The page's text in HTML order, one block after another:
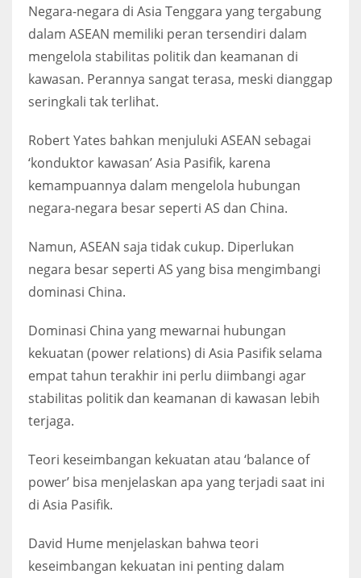
Negara-negara di Asia Tenggara yang tergabung
dalam ASEAN memiliki peran tersendiri dalam
mengelola stabilitas politik dan keamanan di
kawasan. Perannya sangat terasa, meski dianggap
seringkali tak terlihat.
Robert Yates bahkan menjuluki ASEAN sebagai
‘konduktor kawasan’ Asia Pasifik, karena
kemampuannya dalam mengelola hubungan
negara-negara besar seperti AS dan China.
Namun, ASEAN saja tidak cukup. Diperlukan
negara besar seperti AS yang bisa mengimbangi
dominasi China.
Dominasi China yang mewarnai hubungan
kekuatan (power relations) di Asia Pasifik selama
empat tahun terakhir ini perlu diimbangi agar
stabilitas politik dan keamanan di kawasan lebih
terjaga.
Teori keseimbangan kekuatan atau ‘balance of
power’ bisa menjelaskan apa yang terjadi saat ini
di Asia Pasifik.
David Hume menjelaskan bahwa teori
keseimbangan kekuatan ini penting dalam